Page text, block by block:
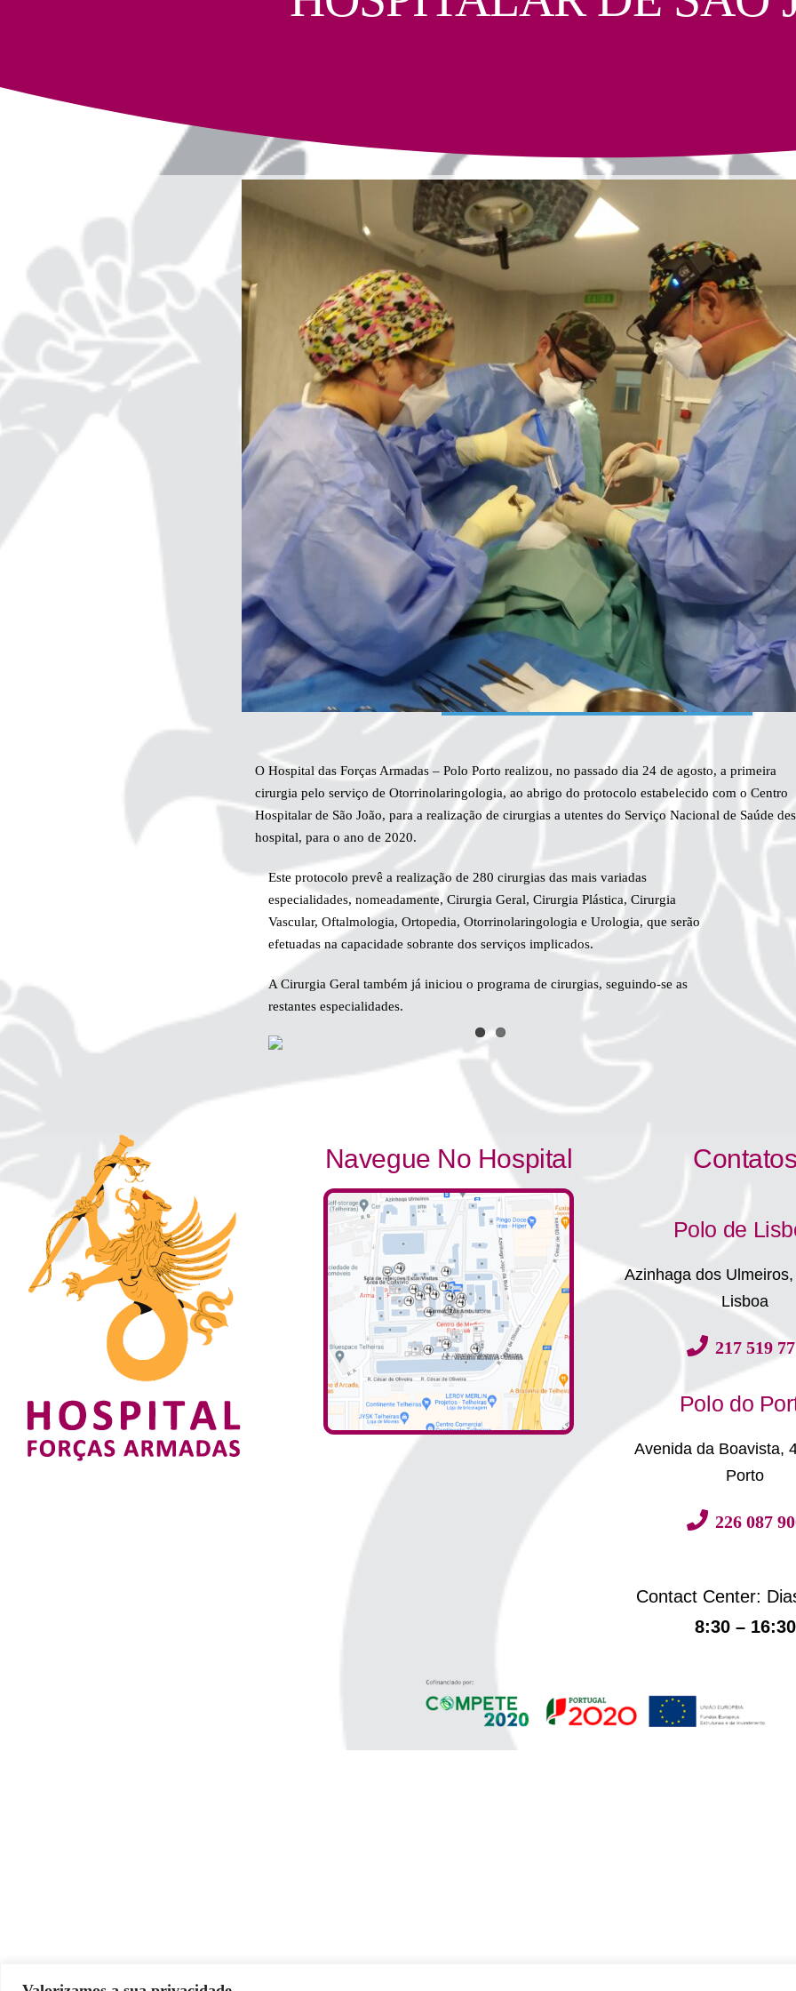
​​O Hospital das Forças Armadas – Polo Porto realizou, no passado dia 24 de agosto, a primeira
cirurgia pelo serviço de Otorrinolaringologia, ao abrigo do protocolo estabelecido com o Centro
Hospitalar de São João, para a realização de cirurgias a utentes do Serviço Nacional de Saúde
hospital, para o ano de 2020.
Este protocolo prevê a realização de 280 cirurgias das mais variadas
especialidades, nomeadamente, Cirurgia Geral, Cirurgia Plástica, Cirurgia
Vascular, Oftalmologia, Ortopedia, Otorrinolaringologia e Urologia, que serão
efetuadas na capacidade sobrante dos serviços implicados.​
A Cirurgia Geral também já iniciou o programa de cirurgias, seguindo-se as
restantes especialidades.​
Navegue No Hospital
Polo de
Azinhaga dos
Lisboa
217 519
Polo do
Avenida da Boavista,
Porto
226 087
Contact Center:
8:30 – 16:30